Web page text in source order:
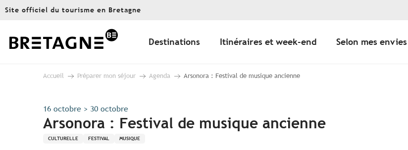
Aller
principal
Site officiel du tourisme en Bretagne
Destinations Itinéraires et week-end Selon mes envies
Accueil Préparer mon séjour Agenda Arsonora : Festival de musique ancienne
16 octobre > 30 octobre
Arsonora : Festival de musique ancienne
CULTURELLE FESTIVAL MUSIQUE